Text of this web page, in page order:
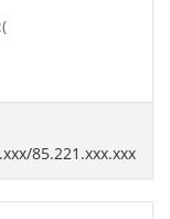
85.221.xxx.xxx